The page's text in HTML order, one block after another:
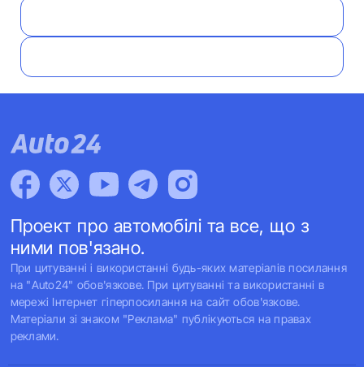
Проект про автомобілі та все, що з
ними пов'язано.
При цитуванні і використанні будь-яких матеріалів посилання
на "Auto24" обов'язкове. При цитуванні та використанні в
мережі Інтернет гіперпосилання на сайт обов'язкове.
Матеріали зі знаком "Реклама" публікуються на правах
реклами.